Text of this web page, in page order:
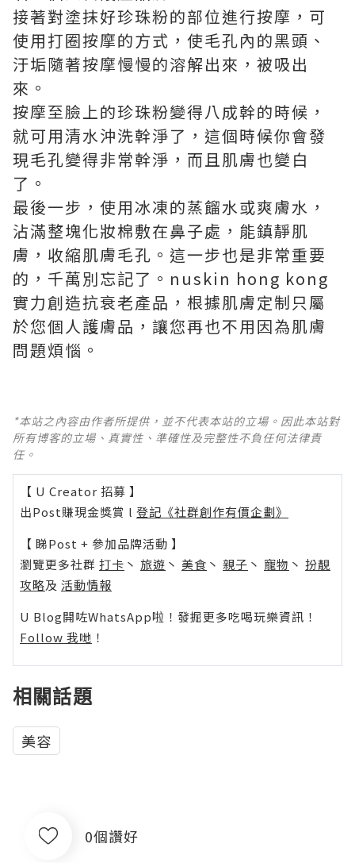
接著對塗抹好珍珠粉的部位進行按摩，可
使用打圈按摩的方式，使毛孔內的黑頭、
汙垢隨著按摩慢慢的溶解出來，被吸出
來。
按摩至臉上的珍珠粉變得八成幹的時候，
就可用清水沖洗幹淨了，這個時候你會發
現毛孔變得非常幹淨，而且肌膚也變白
了。
最後一步，使用冰凍的蒸餾水或爽膚水，
沾滿整塊化妝棉敷在鼻子處，能鎮靜肌
膚，收縮肌膚毛孔。這一步也是非常重要
的，千萬別忘記了。 nuskin hong kong
實力創造抗衰老產品，根據肌膚定制只屬
於您個人護膚品，讓您再也不用因為肌膚
問題煩惱。
*本站之內容由作者所提供，並不代表本站的立場。因此本站對
所有博客的立場、真實性、準確性及完整性不負任何法律責
任。
【 U Creator 招募 】
出Post賺現金獎賞 l 登記《社群創作有價企劃》
【 睇Post + 參加品牌活動 】
瀏覽更多社群 打卡 丶 旅遊 丶 美食 丶 親子 丶 寵物 丶 扮靚
攻略及 活動情報
U Blog開咗WhatsApp啦！發掘更多吃喝玩樂資訊！
Follow 我哋 ！
相關話題
美容
0個讚好